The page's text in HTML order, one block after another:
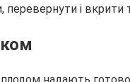
перевернути і